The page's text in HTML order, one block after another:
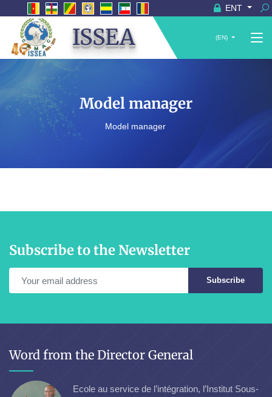
ENT
ISSEA (EN)
Model manager
Model manager
Subscribe to the Newsletter
Subscribe
Word from the Director General
Ecole au service de l’intégration, l’Institut Sous-